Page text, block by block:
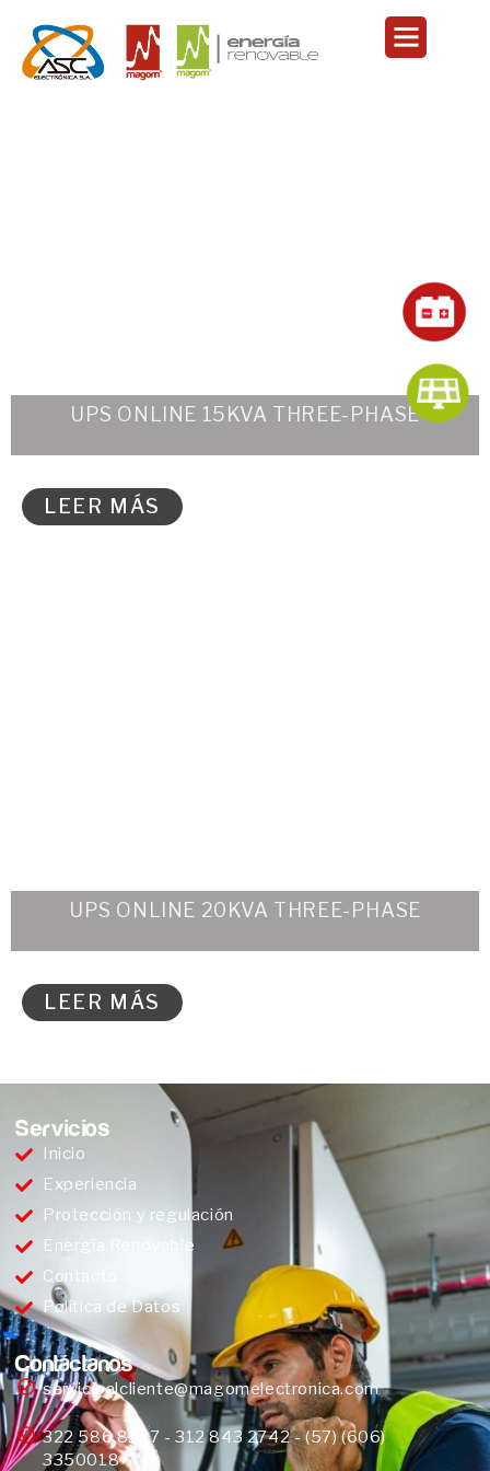
contenido
Menu
UPS ONLINE 15KVA THREE-PHASE
LEER MÁS
UPS ONLINE 20KVA THREE-PHASE
LEER MÁS
Servicios
Inicio
Experiencia
Protección y regulación
Energía Renovable
Contacto
Política de Datos
Contáctanos
servicioalcliente@magomelectronica.com
322 586 8107 - 312 843 2742 - (57) (606)
3350018